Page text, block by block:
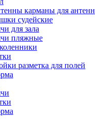
карманы для антенн
судейские
для зала
пляжные
разметка для полей